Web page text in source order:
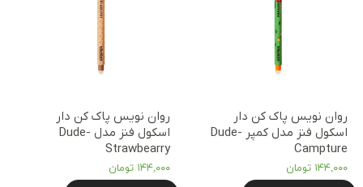
روان نویس پاک کن دار
اسکول فنز مدل کمپر Dude-
Campture
۱۴۴,۰۰۰ تومان
روان نویس پاک کن دار
اسکول فنز مدل Dude-
Strawbearry
۱۴۴,۰۰۰ تومان